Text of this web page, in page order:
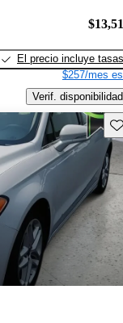
El precio incluye tasas
$257/mes
Verif. disponibilidad